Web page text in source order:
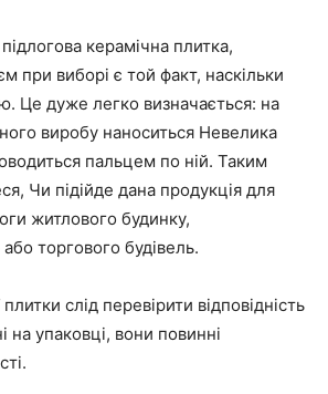
керамічна плитка,
при виборі є той факт, наскільки
Це дуже легко визначається: на
виробу наноситься Невелика
пальцем по ній. Таким
Чи підійде дана продукція для
житлового будинку,
торгового будівель.
слід перевірити відповідність
на упаковці, вони повинні